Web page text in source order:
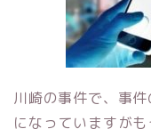
川崎の事件で、事
になっていますが